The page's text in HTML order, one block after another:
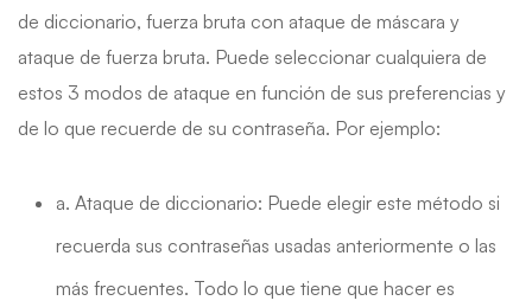
de diccionario, fuerza bruta con ataque de máscara y
ataque de fuerza bruta. Puede seleccionar cualquiera de
estos 3 modos de ataque en función de sus preferencias y
de lo que recuerde de su contraseña. Por ejemplo:
a. Ataque de diccionario: Puede elegir este método si
recuerda sus contraseñas usadas anteriormente o las
más frecuentes. Todo lo que tiene que hacer es